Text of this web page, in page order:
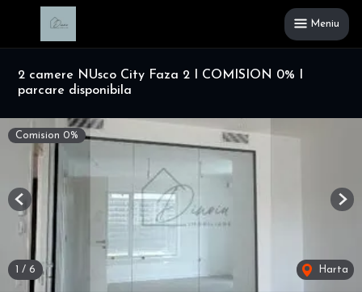
Meniu
2 camere NUsco City Faza 2 I COMISION 0% I
parcare disponibila
Comision 0%
1 / 6 Harta
Previous